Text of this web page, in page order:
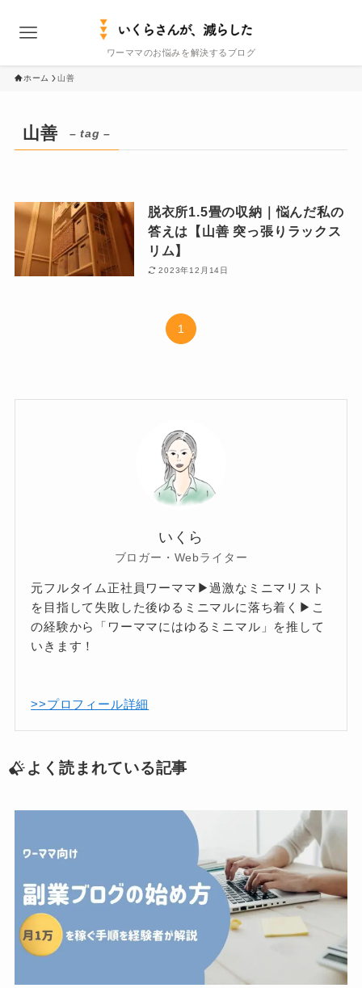
ワーママのお悩みを解決するブログ
ホーム 山善
山善 – tag –
脱衣所1.5畳の収納｜悩んだ私の
答えは【山善 突っ張りラックス
リム】
2023年12月14日
1
いくら
ブロガー・Webライター
元フルタイム正社員ワーママ▶過激なミニマリスト
を目指して失敗した後ゆるミニマルに落ち着く▶こ
の経験から「ワーママにはゆるミニマル」を推して
いきます！
>>プロフィール詳細
よく読まれている記事